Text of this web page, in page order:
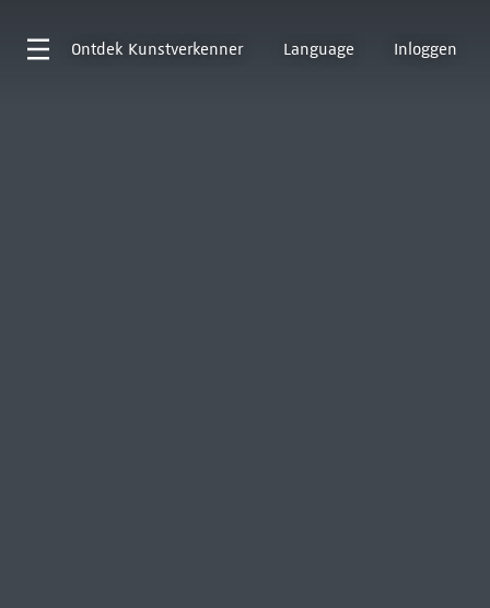
Ontdek Kunstverkenner Language Inloggen